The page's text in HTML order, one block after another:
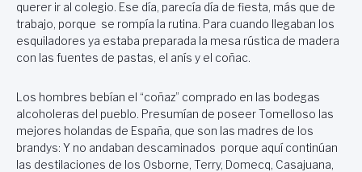
querer ir al colegio. Ese día, parecía día de fiesta, más que de
trabajo, porque se rompía la rutina. Para cuando llegaban los
esquiladores ya estaba preparada la mesa rústica de madera
con las fuentes de pastas, el anís y el coñac.
Los hombres bebían el “coñaz” comprado en las bodegas
alcoholeras del pueblo. Presumían de poseer Tomelloso las
mejores holandas de España, que son las madres de los
brandys: Y no andaban descaminados porque aquí continúan
las destilaciones de los Osborne, Terry, Domecq, Casajuana,